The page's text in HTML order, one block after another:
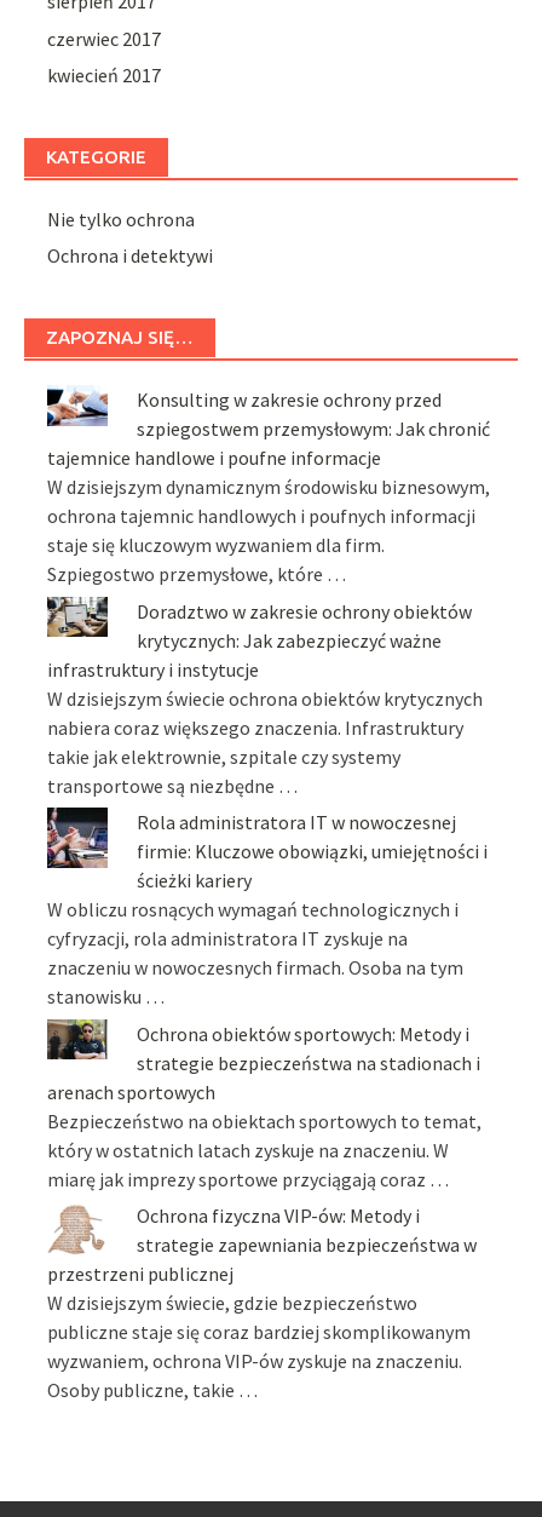
czerwiec 2017
kwiecień 2017
KATEGORIE
Nie tylko ochrona
Ochrona i detektywi
ZAPOZNAJ SIĘ…
Konsulting w zakresie ochrony przed
szpiegostwem przemysłowym: Jak chronić
tajemnice handlowe i poufne informacje
W dzisiejszym dynamicznym środowisku biznesowym,
ochrona tajemnic handlowych i poufnych informacji
staje się kluczowym wyzwaniem dla firm.
Szpiegostwo przemysłowe, które …
Doradztwo w zakresie ochrony obiektów
krytycznych: Jak zabezpieczyć ważne
infrastruktury i instytucje
W dzisiejszym świecie ochrona obiektów krytycznych
nabiera coraz większego znaczenia. Infrastruktury
takie jak elektrownie, szpitale czy systemy
transportowe są niezbędne …
Rola administratora IT w nowoczesnej
firmie: Kluczowe obowiązki, umiejętności i
ścieżki kariery
W obliczu rosnących wymagań technologicznych i
cyfryzacji, rola administratora IT zyskuje na
znaczeniu w nowoczesnych firmach. Osoba na tym
stanowisku …
Ochrona obiektów sportowych: Metody i
strategie bezpieczeństwa na stadionach i
arenach sportowych
Bezpieczeństwo na obiektach sportowych to temat,
który w ostatnich latach zyskuje na znaczeniu. W
miarę jak imprezy sportowe przyciągają coraz …
Ochrona fizyczna VIP-ów: Metody i
strategie zapewniania bezpieczeństwa w
przestrzeni publicznej
W dzisiejszym świecie, gdzie bezpieczeństwo
publiczne staje się coraz bardziej skomplikowanym
wyzwaniem, ochrona VIP-ów zyskuje na znaczeniu.
Osoby publiczne, takie …